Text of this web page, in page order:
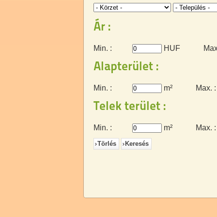
Ár :
Min. : HUF
Alapterület :
Min. : m² Max. :
Telek terület :
Min. : m² Max. :